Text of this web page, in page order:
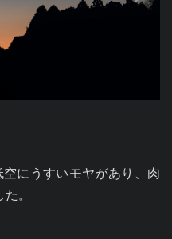
にうすいモヤがあり、肉
。